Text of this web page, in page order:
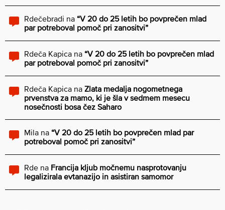
Rdečebradi na “V 20 do 25 letih bo povprečen mlad
par potreboval pomoč pri zanositvi”
Rdeča Kapica na “V 20 do 25 letih bo povprečen mlad
par potreboval pomoč pri zanositvi”
Rdeča Kapica na Zlata medalja nogometnega
prvenstva za mamo, ki je šla v sedmem mesecu
nosečnosti bosa čez Saharo
Mila na “V 20 do 25 letih bo povprečen mlad par
potreboval pomoč pri zanositvi”
Rde na Francija kljub močnemu nasprotovanju
legalizirala evtanazijo in asistiran samomor